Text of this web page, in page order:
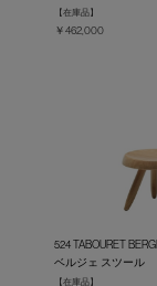
【在庫品】
￥462,000
524 TABOURET
ベルジェ スツール
【在庫品】